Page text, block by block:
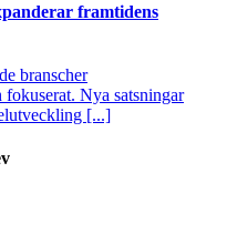
framtidens
branscher
fokuserat. Nya satsningar
[...]